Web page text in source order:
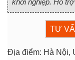
TƯ
Địa điểm: Hà Nội,